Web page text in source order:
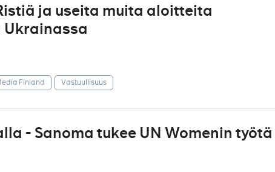
ja useita muita aloitteita
Ukrainassa
Finland Vastuullisuus
- Sanoma tukee UN Womenin työtä